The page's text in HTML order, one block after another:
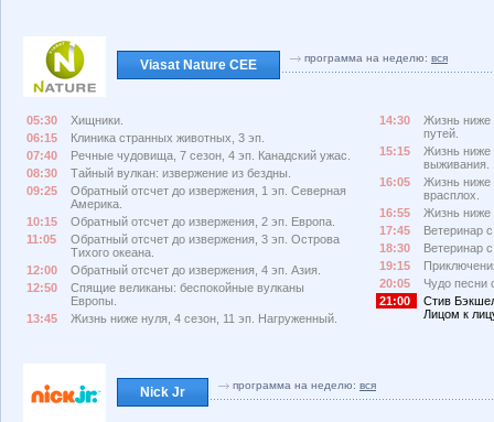
Viasat Nature CEE программа на неделю: вся
05:30
Хищники.
06:15
Клиника странных животных, 3 эп.
07:40
Речные чудовища, 7 сезон, 4 эп. Канадский ужас.
08:30
Тайный вулкан: извержение из бездны.
09:25
Обратный отсчет до извержения, 1 эп. Северная
Америка.
10:15
Обратный отсчет до извержения, 2 эп. Европа.
11:05
Обратный отсчет до извержения, 3 эп. Острова
Тихого океана.
12:00
Обратный отсчет до извержения, 4 эп. Азия.
12:50
Спящие великаны: беспокойные вулканы
Европы.
13:45
Жизнь ниже нуля, 4 сезон, 11 эп. Нагруженный.
14:30
Жизнь ниже
путей.
15:15
Жизнь ниже
выживания.
16:05
Жизнь ниже
врасплох.
16:55
Жизнь ниже
17:45
Ветеринар
18:30
Ветеринар
19:15
20:05
Чудо песни
21:00
Стив
Лицом к
Nick Jr программа на неделю: вся